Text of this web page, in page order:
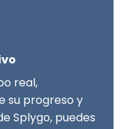
real,
su progreso y
Splygo, puedes